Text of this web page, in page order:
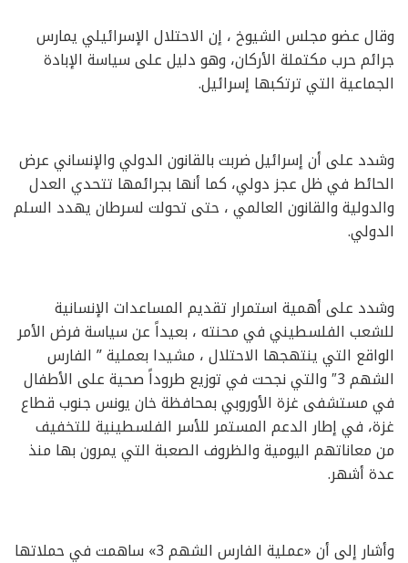
وقال عضو مجلس الشيوخ ، إن الاحتلال الإسرائيلي يمارس
جرائم حرب مكتملة الأركان، وهو دليل على سياسة الإبادة
الجماعية التي ترتكبها إسرائيل.
وشدد على أن إسرائيل ضربت بالقانون الدولي والإنساني عرض
الحائط في ظل عجز دولي، كما أنها بجرائمها تتحدي العدل
والدولية والقانون العالمي ، حتى تحولت لسرطان يهدد السلم
الدولي.
وشدد على أهمية استمرار تقديم المساعدات الإنسانية
للشعب الفلسطيني في محنته ، بعيداً عن سياسة فرض الأمر
الواقع التي ينتهجها الاحتلال ، مشيدا بعملية ” الفارس
الشهم 3″ والتي نجحت في توزيع طروداً صحية على الأطفال
في مستشفى غزة الأوروبي بمحافظة خان يونس جنوب قطاع
غزة، في إطار الدعم المستمر للأسر الفلسطينية للتخفيف
من معاناتهم اليومية والظروف الصعبة التي يمرون بها منذ
عدة أشهر.
وأشار إلى أن «عملية الفارس الشهم 3» ساهمت في حملاتها